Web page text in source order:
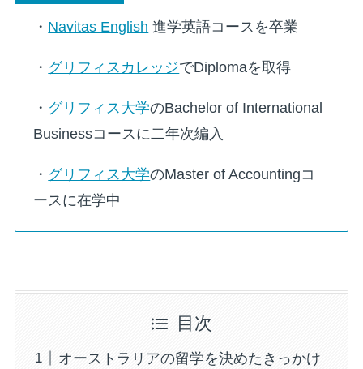
・ Navitas English 進学英語コースを卒業
・ グリフィスカレッジでDiplomaを取得
・ グリフィス大学のBachelor of International
Businessコースに二年次編入
・ グリフィス大学のMaster of Accountingコ
ースに在学中
目次
オーストラリアの留学を決めたきっかけ